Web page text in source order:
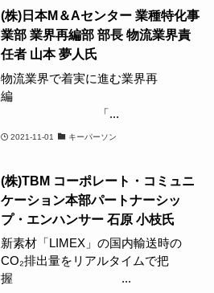
(株)日本M＆Aセンター 業種特化事
業部 業界再編部 部長 物流業界責
任者 山本 夢人氏
物流業界で着実に進む業界再
編
「...
2021-11-01 キーパーソン
(株)TBM コーポレート・コミュニ
ケーション本部パートナーシッ
プ・エンハンサー 石原 小枝氏
新素材「LIMEX」の国内輸送時の
CO₂排出量をリアルタイムで把
握 ...